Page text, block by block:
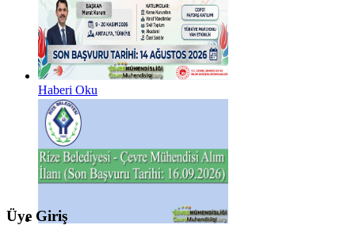
Haberi Oku
Üye Giriş